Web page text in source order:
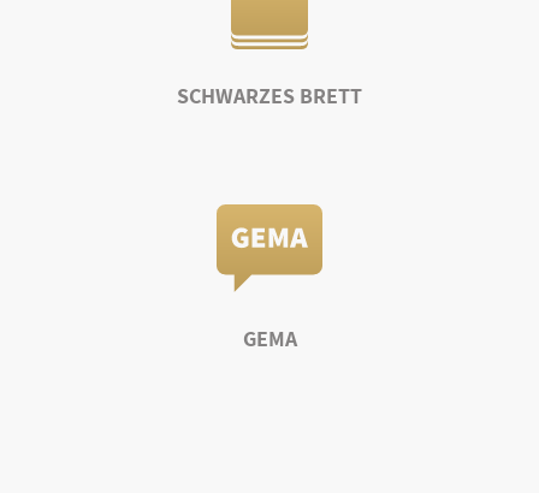
SCHWARZES BRETT
GEMA